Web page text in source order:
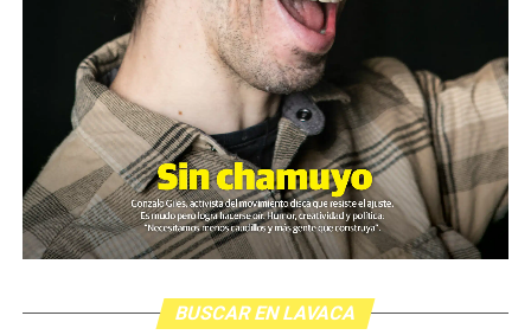
BUSCAR EN LAVACA